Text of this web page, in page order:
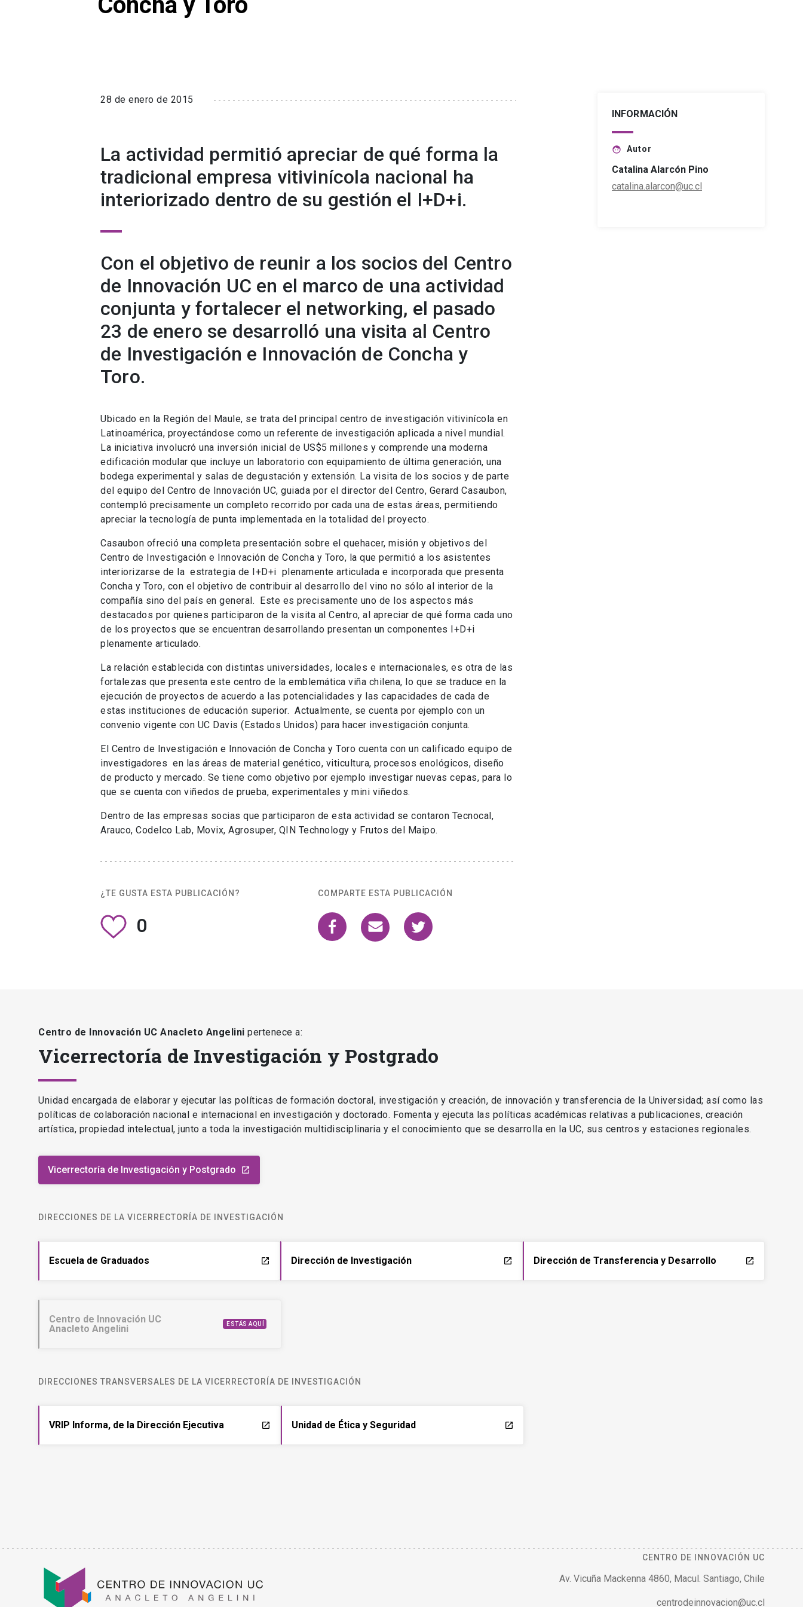
28 de enero de 2015
La actividad permitió apreciar de qué forma la
tradicional empresa vitivinícola nacional ha
interiorizado dentro de su gestión el I+D+i.
Con el objetivo de reunir a los socios del Centro
de Innovación UC en el marco de una actividad
conjunta y fortalecer el networking, el pasado
23 de enero se desarrolló una visita al Centro
de Investigación e Innovación de Concha y
Toro.
Ubicado en la Región del Maule, se trata del principal centro de investigación vitivinícola en
Latinoamérica, proyectándose como un referente de investigación aplicada a nivel mundial.
La iniciativa involucró una inversión inicial de US$5 millones y comprende una moderna
edificación modular que incluye un laboratorio con equipamiento de última generación, una
bodega experimental y salas de degustación y extensión. La visita de los socios y de parte
del equipo del Centro de Innovación UC, guiada por el director del Centro, Gerard Casaubon,
contempló precisamente un completo recorrido por cada una de estas áreas, permitiendo
apreciar la tecnología de punta implementada en la totalidad del proyecto.
Casaubon ofreció una completa presentación sobre el quehacer, misión y objetivos del
Centro de Investigación e Innovación de Concha y Toro, la que permitió a los asistentes
interiorizarse de la estrategia de I+D+i plenamente articulada e incorporada que presenta
Concha y Toro, con el objetivo de contribuir al desarrollo del vino no sólo al interior de la
compañía sino del país en general. Este es precisamente uno de los aspectos más
destacados por quienes participaron de la visita al Centro, al apreciar de qué forma cada uno
de los proyectos que se encuentran desarrollando presentan un componentes I+D+i
plenamente articulado.
La relación establecida con distintas universidades, locales e internacionales, es otra de las
fortalezas que presenta este centro de la emblemática viña chilena, lo que se traduce en la
ejecución de proyectos de acuerdo a las potencialidades y las capacidades de cada de
estas instituciones de educación superior. Actualmente, se cuenta por ejemplo con un
convenio vigente con UC Davis (Estados Unidos) para hacer investigación conjunta.
El Centro de Investigación e Innovación de Concha y Toro cuenta con un calificado equipo de
investigadores en las áreas de material genético, viticultura, procesos enológicos, diseño
de producto y mercado. Se tiene como objetivo por ejemplo investigar nuevas cepas, para lo
que se cuenta con viñedos de prueba, experimentales y mini viñedos.
Dentro de las empresas socias que participaron de esta actividad se contaron Tecnocal,
Arauco, Codelco Lab, Movix, Agrosuper, QIN Technology y Frutos del Maipo.
¿TE GUSTA ESTA PUBLICACIÓN?
0
COMPARTE ESTA PUBLICACIÓN
INFORMACIÓN
face Autor
Catalina Alarcón Pino
catalina.alarcon@uc.cl
Centro de Innovación UC Anacleto Angelini pertenece a:
Vicerrectoría de Investigación y Postgrado
Unidad encargada de elaborar y ejecutar las políticas de formación doctoral, investigación y creación, de innovación y transferencia de la Universidad; así como las
políticas de colaboración nacional e internacional en investigación y doctorado. Fomenta y ejecuta las políticas académicas relativas a publicaciones, creación
artística, propiedad intelectual, junto a toda la investigación multidisciplinaria y el conocimiento que se desarrolla en la UC, sus centros y estaciones regionales.
Vicerrectoría de Investigación y Postgrado launch
DIRECCIONES DE LA VICERRECTORÍA DE INVESTIGACIÓN
Escuela de Graduados launch Dirección de Investigación launch Dirección de Transferencia y Desarrollo launch
Centro de Innovación UC
Anacleto Angelini
ESTÁS AQUÍ
DIRECCIONES TRANSVERSALES DE LA VICERRECTORÍA DE INVESTIGACIÓN
VRIP Informa, de la Dirección Ejecutiva launch Unidad de Ética y Seguridad launch
CENTRO DE INNOVACIÓN UC
Av. Vicuña Mackenna 4860, Macul. Santiago, Chile
centrodeinnovacion@uc.cl